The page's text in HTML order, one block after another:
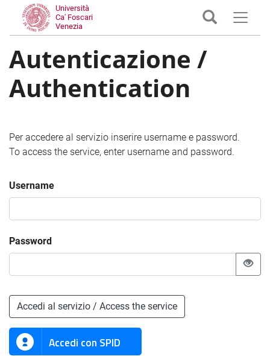
Università
Ca' Foscari
Venezia
Autenticazione /
Authentication
Per accedere al servizio inserire username e password.
To access the service, enter username and password.
Username
Password
Accedi al servizio / Access the service
Accedi con SPID